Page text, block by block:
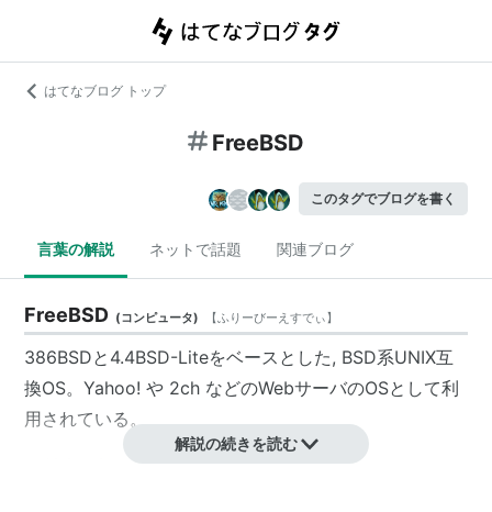
はてなブログ トップ
FreeBSD
このタグでブログを書く
言葉の解説 ネットで話題 関連ブログ
FreeBSD (コンピュータ) 【ふりーびーえすでぃ】
386BSDと 4.4BSD-Liteをベースとした, BSD系UNIX互
換OS。Yahoo! や 2ch などのWebサーバのOSとして利
用されている。
解説の続きを読む